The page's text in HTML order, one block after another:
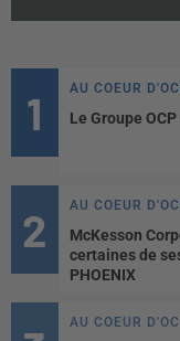
AU COEUR
Le Groupe
AU COEUR
McKesson
certaines de
PHOENIX
AU COEUR